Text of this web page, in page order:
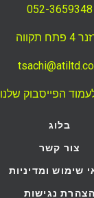
052-3659348
פתח תקווה
הפייסבוק שלנו
בלוג
צור קשר
שימוש ומדיניות
הצהרת נגישות